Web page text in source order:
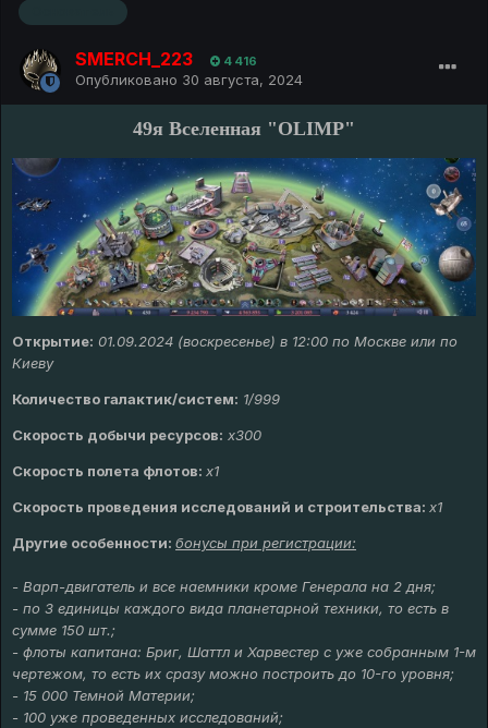
SMERCH_223 4 416
Опубликовано 30 августа, 2024
49я Вселенная "OLIMP"
Открытие: 01.09.2024 (воскресенье) в 12:00 по Москве или по
Киеву
Количество галактик/систем: 1/999
Скорость добычи ресурсов: х300
Скорость полета флотов: х1
Скорость проведения исследований и строительства: x1
Другие особенности: бонусы при регистрации:
- Варп-двигатель и все наемники кроме Генерала на 2 дня;
- по 3 единицы каждого вида планетарной техники, то есть в
сумме 150 шт.;
- флоты капитана: Бриг, Шаттл и Харвестер с уже собранным 1-м
чертежом, то есть их сразу можно построить до 10-го уровня;
- 15 000 Темной Материи;
- 100 уже проведенных исследований;